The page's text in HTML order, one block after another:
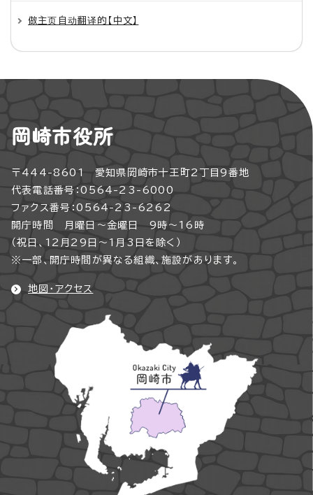
做主页自动翻译的【中文】
岡崎市役所
〒444-8601 愛知県岡崎市十王町2丁目9番地
代表電話番号：0564-23-6000
ファクス番号：0564-23-6262
開庁時間 月曜日～金曜日 9時～16時
（祝日、12月29日～1月3日を除く）
※一部、開庁時間が異なる組織、施設があります。
地図・アクセス